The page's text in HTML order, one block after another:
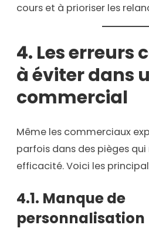
cours et à prioriser les
4. Les erreurs
à éviter dans
commercial
Même les commerciaux
parfois dans des pièges
efficacité. Voici les
4.1. Manque de
personnalisation